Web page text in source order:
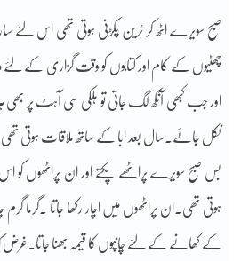
صبح سویرے اٹھ کر ٹرین پکڑنی ہوتی تھی اس لئے
چھٹیوں کے کام اور کتابوں کو وقت گزاری کے لئے
اور جب کبھی آنکھ لگ جاتی تو ہلکی سی آہٹ پر بھی
نکل جائے۔سال بعد ابا کے ساتھ ملاقات ہوتی تھی
بس صبح سویرے پراٹھے پکتے اور ان پراٹھوں
ہوتی تھی۔ان پراٹھوں میں اچار رکھا جاتا ۔گرما گرم
کے کھانے کے لئے چانپوں کا قیمہ بھنا جاتا۔غرض